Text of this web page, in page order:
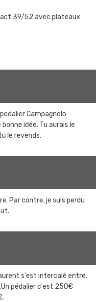
39/52 avec plateaux
Campagnolo
idée. Tu aurais le
le revends.
Par contre, je suis perdu
s'est intercalé entre.
pédalier c'est 250€